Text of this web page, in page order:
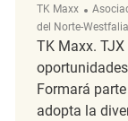
TK Maxx
del Norte-
TK Maxx.
Formará
adopta la